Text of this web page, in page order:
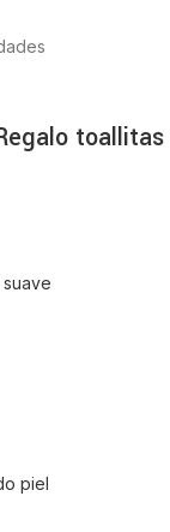
toallitas